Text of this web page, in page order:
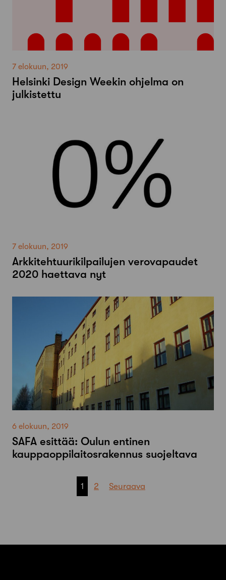
7 elokuun, 2019
Helsinki Design Weekin ohjelma on
julkistettu
7 elokuun, 2019
Arkkitehtuurikilpailujen verovapaudet
2020 haettava nyt
6 elokuun, 2019
SAFA esittää: Oulun entinen
kauppaoppilaitosrakennus suojeltava
1 2 Seuraava